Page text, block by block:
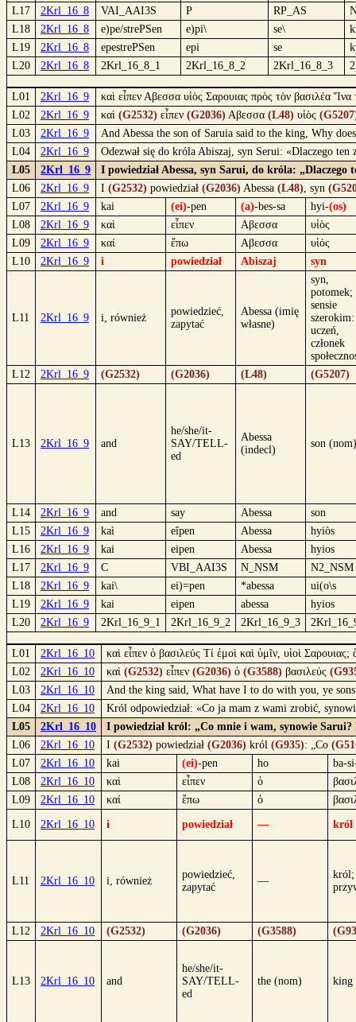
L17
2Krl_16_8 VAI_AAI3S P RP_AS
L18
2Krl_16_8 e)pe/strePSen e)pi\ se\
L19
2Krl_16_8 epestrePSen epi se
L20
2Krl_16_8 2Krl_16_8_1 2Krl_16_8_2 2Krl_16_8_3
L01 2Krl_16_9
καὶ εἶπεν Αβεσσα υἱὸς Σαρουιας πρὸς τὸν βασιλέα
L02
2Krl_16_9 καὶ (G2532) εἶπεν (G2036) Αβεσσα (L48) υἱὸς
L03
2Krl_16_9
And Abessa the son of Saruia said to the king, Why
L04
2Krl_16_9
Odezwał się do króla Abiszaj, syn Serui: «Dlaczego
L05
2Krl_16_9
I powiedział Abessa, syn Sarui, do króla:
L06
2Krl_16_9 I (G2532) powiedział (G2036) Abessa (L48), syn
L07
2Krl_16_9 kai (ei)-pen (a)-bes-sa hyi-(os)
L08
2Krl_16_9 καὶ εἶπεν Αβεσσα
υἱὸς
L09
2Krl_16_9 καί ἔπω Αβεσσα
υἱός
L10
2Krl_16_9 i powiedział Abiszaj syn
L11 2Krl_16_9 i, również
powiedzieć,
zapytać
Abessa (imię
własne)
syn,
potomek;
sensie
szerokim:
uczeń,
członek
L12
2Krl_16_9 (G2532) (G2036) (L48) (G5207)
L13 2Krl_16_9 and
he/she/it-
SAY/TELL-
ed
Abessa
(indecl)
son (nom)
L14 2Krl_16_9 and say Abessa
son
L15
2Krl_16_9 kaì eîpen Abessa
hyiòs
L16
2Krl_16_9 kai eipen Abessa
hyios
L17
2Krl_16_9 C VBI_AAI3S N_NSM
N2_NSM
L18
2Krl_16_9 kai\ ei)=pen *abessa
ui(o\s
L19
2Krl_16_9 kai eipen abessa
hyios
L20
2Krl_16_9 2Krl_16_9_1 2Krl_16_9_2 2Krl_16_9_3
L01 2Krl_16_10
καὶ εἶπεν ὁ βασιλεύς Τί ἐμοὶ καὶ ὑμῖν, υἱοὶ
L02
2Krl_16_10 καὶ (G2532) εἶπεν (G2036) ὁ (G3588) βασιλεύς
L03
2Krl_16_10
And the king said, What have I to do with you, ye
L04
2Krl_16_10
Król odpowiedział: «Co ja mam z wami zrobić,
L05
2Krl_16_10
I powiedział król: „Co mnie i wam, synowie
L06
2Krl_16_10 I (G2532) powiedział (G2036) król (G935): „Co
L07
2Krl_16_10 kai (ei)-pen ho
ba-
L08
2Krl_16_10 καὶ εἶπεν ὁ
L09
2Krl_16_10 καί ἔπω ὁ
L10 2Krl_16_10 i powiedział — król
L11 2Krl_16_10 i, również
powiedzieć,
zapytać
—
król;
L12 2Krl_16_10 (G2532) (G2036) (G3588)
L13 2Krl_16_10 and
he/she/it-
SAY/TELL-
ed
the (nom) king